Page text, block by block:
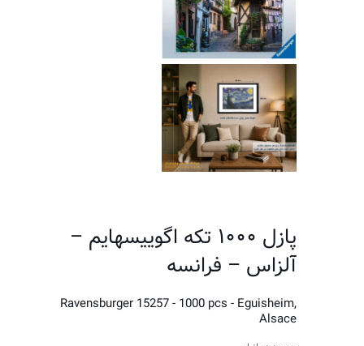
پازل ۱۰۰۰ تکه اگوییسهایم –
آلزاس – فرانسه
Ravensburger 15257 - 1000 pcs - Eguisheim,
Alsace